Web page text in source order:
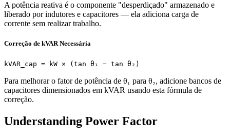
A potência reativa é o componente "desperdiçado" armazenado e
liberado por indutores e capacitores — ela adiciona carga de
corrente sem realizar trabalho.
Correção de kVAR Necessária
kVAR_cap = kW × (tan θ₁ − tan θ₂)
Para melhorar o fator de potência de θ₁ para θ₂, adicione bancos de
capacitores dimensionados em kVAR usando esta fórmula de
correção.
Understanding Power Factor